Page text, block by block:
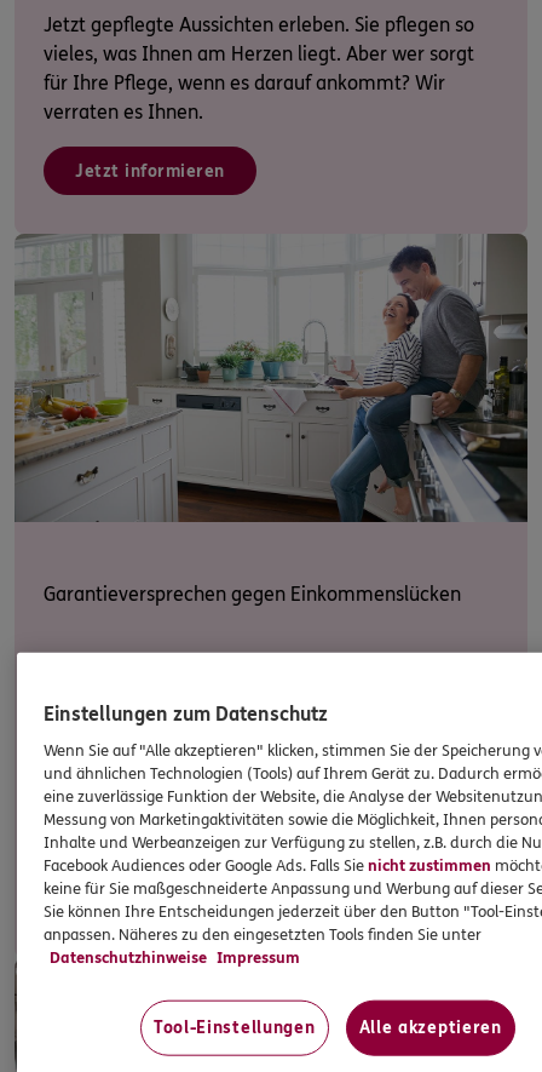
Jetzt gepflegte Aussichten erleben. Sie pflegen so
vieles, was Ihnen am Herzen liegt. Aber wer sorgt
für Ihre Pflege, wenn es darauf ankommt? Wir
verraten es Ihnen.
Jetzt informieren
Garantieversprechen gegen Einkommenslücken
Berufsunfähigkeit das Einkommen. Damit beim
Leistungsübergang vom Krankentagegeld zur
Berufsunfähigkeitsrente keine Lücke entsteht,
arbeiten die DKV und die ERGO Vorsorge
Lebensversicherung AG Hand in Hand.
Rückruf vereinbaren
Einstellungen zum Datenschutz
Wenn Sie auf "Alle akzeptieren" klicken, stimmen Sie der Speicherung
und ähnlichen Technologien (Tools) auf Ihrem Gerät zu. Dadurch
eine zuverlässige Funktion der Website, die Analyse der
Messung von Marketingaktivitäten sowie die Möglichkeit, Ihnen
Inhalte und Werbeanzeigen zur Verfügung zu stellen, z.B. durch die
Facebook Audiences oder Google Ads. Falls Sienicht zustimmen
keine für Sie maßgeschneiderte Anpassung und Werbung auf dieser
Sie können Ihre Entscheidungen jederzeit über den Button "Tool-
anpassen. Näheres zu den eingesetzten Tools finden Sie unter
Datenschutzhinweise Impressum
Tool-Einstellungen Alle akzeptieren